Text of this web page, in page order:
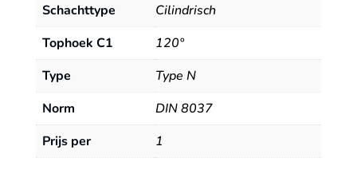
Schachttype
Cilindrisch
Tophoek C1
120°
Type
Type N
Norm
DIN 8037
Prijs per
1